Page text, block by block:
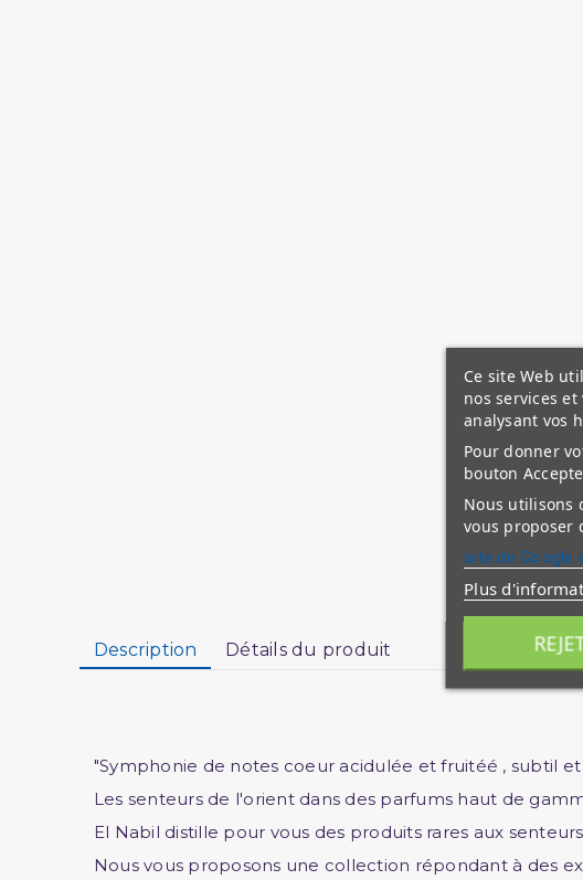
Description Détails du produit
"Symphonie de notes coeur acidulée et fruitéé , subtil
Les senteurs de l'orient dans des parfums haut de
El Nabil distille pour vous des produits rares aux
Nous vous proposons une collection répondant à des
Ce site Web
nos services
analysant vos
Pour donner
bouton
Nous utilisons
vous proposer
site de
Plus